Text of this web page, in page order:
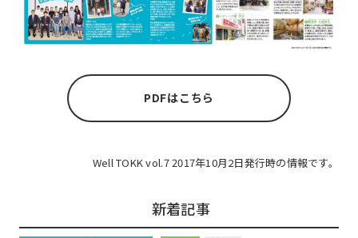
PDFはこちら
Well TOKK vol.7 2017年10月2日発行時の情報です。
新着記事